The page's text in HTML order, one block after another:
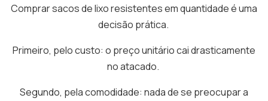
Comprar sacos de lixo resistentes em quantidade é uma
decisão prática.
Primeiro, pelo custo: o preço unitário cai drasticamente
no atacado.
Segundo, pela comodidade: nada de se preocupar a